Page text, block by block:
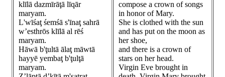
klīlā dazmīrāţā līqār
maryam.
L'wīśaţ śemśā s'īnaţ sahrā
w’esthrōs klīlā al rēś
maryam.
Hāwā b'ţultā ālaţ māwtā
hayyē yembaţ b'ţulţā
maryam.
compose a crown of songs
in honor of Mary.
She is clothed with the sun
and has put on the moon as
her shoe,
and there is a crown of
stars on her head.
Virgin Eve brought in